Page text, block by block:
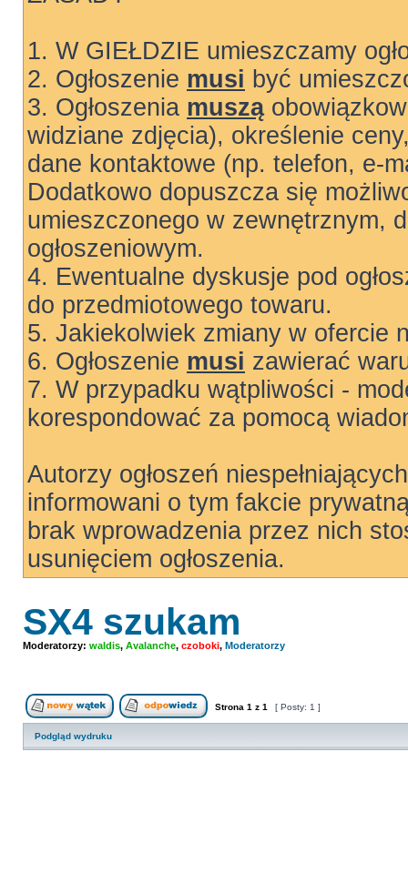
1. W GIEŁDZIE umieszczamy
2. Ogłoszenie musi być
3. Ogłoszenia muszą
widziane zdjęcia), określenie
dane kontaktowe (np. telefon, e-
Dodatkowo dopuszcza się
umieszczonego w zewnętrznym,
ogłoszeniowym.
4. Ewentualne dyskusje pod
do przedmiotowego towaru.
5. Jakiekolwiek zmiany w ofercie
6. Ogłoszenie musi zawierać
7. W przypadku wątpliwości -
korespondować za pomocą
Autorzy ogłoszeń
informowani o tym fakcie
brak wprowadzenia przez nich
usunięciem ogłoszenia.
SX4 szukam
Moderatorzy: waldis, Avalanche, czoboki, Moderatorzy
Nowy temat Odpowiedz w temacie
Strona 1 z 1 [ Posty: 1 ]
Podgląd wydruku